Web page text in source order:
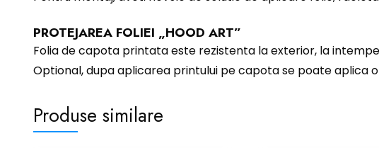
PROTEJAREA FOLIEI „HOOD ART”
Folia de capota printata este rezistenta la exterior, la
Optional, dupa aplicarea printului pe capota se poate
Produse similare